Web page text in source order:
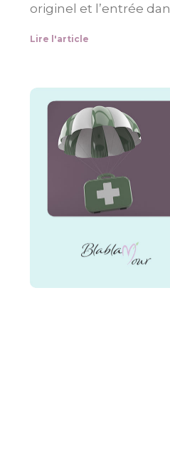
originel et l’entrée
Lire l'article